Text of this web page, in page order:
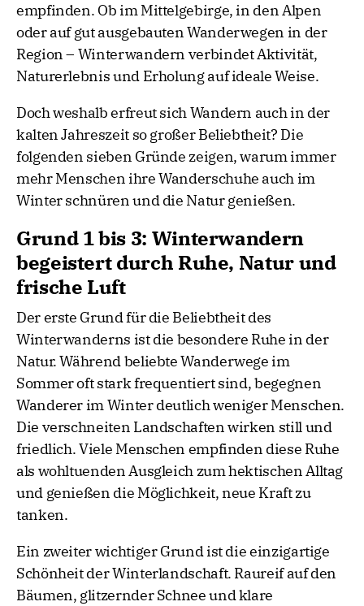
empfinden. Ob im Mittelgebirge, in den Alpen
oder auf gut ausgebauten Wanderwegen in der
Region – Winterwandern verbindet Aktivität,
Naturerlebnis und Erholung auf ideale Weise.
Doch weshalb erfreut sich Wandern auch in der
kalten Jahreszeit so großer Beliebtheit? Die
folgenden sieben Gründe zeigen, warum immer
mehr Menschen ihre Wanderschuhe auch im
Winter schnüren und die Natur genießen.
Grund 1 bis 3: Winterwandern
begeistert durch Ruhe, Natur und
frische Luft
Der erste Grund für die Beliebtheit des
Winterwanderns ist die besondere Ruhe in der
Natur. Während beliebte Wanderwege im
Sommer oft stark frequentiert sind, begegnen
Wanderer im Winter deutlich weniger Menschen.
Die verschneiten Landschaften wirken still und
friedlich. Viele Menschen empfinden diese Ruhe
als wohltuenden Ausgleich zum hektischen Alltag
und genießen die Möglichkeit, neue Kraft zu
tanken.
Ein zweiter wichtiger Grund ist die einzigartige
Schönheit der Winterlandschaft. Raureif auf den
Bäumen, glitzernder Schnee und klare